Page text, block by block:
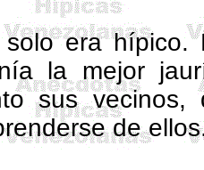
era hípico.
la mejor
sus vecinos,
de